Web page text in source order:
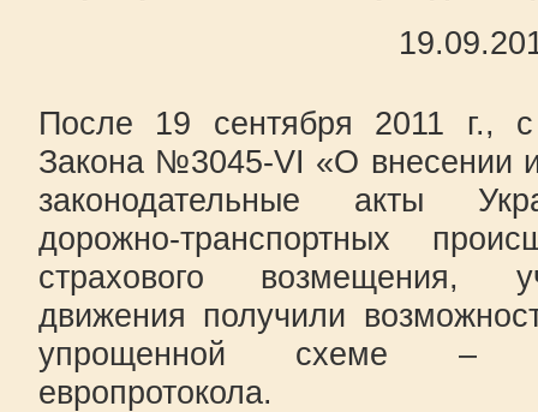
После 19 сентября 2011 г.,
Закона №3045-VI «О внесении
законодательные акты
дорожно-транспортных
страхового возмещения,
движения получили
упрощенной схеме –
европротокола.